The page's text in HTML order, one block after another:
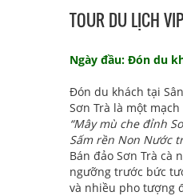
TOUR DU LỊCH
Ngày đầu: Đón du
Đón du khách tại
Sơn Trà là một
“Mây mù che đỉnh
Sấm rền Non Nước
Bán đảo Sơn Trà cà
ngưỡng trước bức
và nhiều pho tượng